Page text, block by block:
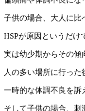
子供の場合、大人に比
HSPが原因というだけ
実は幼少期からその傾
人の多い場所に行っ
一時的な体調不良を訴
そして子供の場合、刺